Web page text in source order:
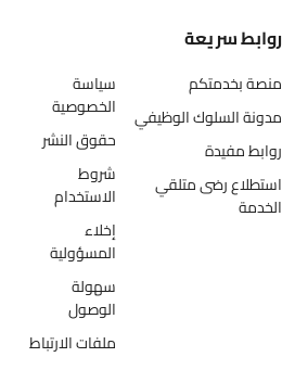
روابط سريعة
منصة بخدمتكم
مدونة السلوك الوظيفي
روابط مفيدة
استطلاع رضى متلقي
الخدمة
سياسة
الخصوصية
حقوق النشر
شروط
الاستخدام
إخلاء
المسؤولية
سهولة
الوصول
ملفات الارتباط